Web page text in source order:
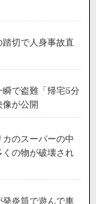
踏切で人身事故直
瞬で盗難「帰宅5分
が公開
カのスーパーの中
の物が破壊され
発炎筒で遊んで車